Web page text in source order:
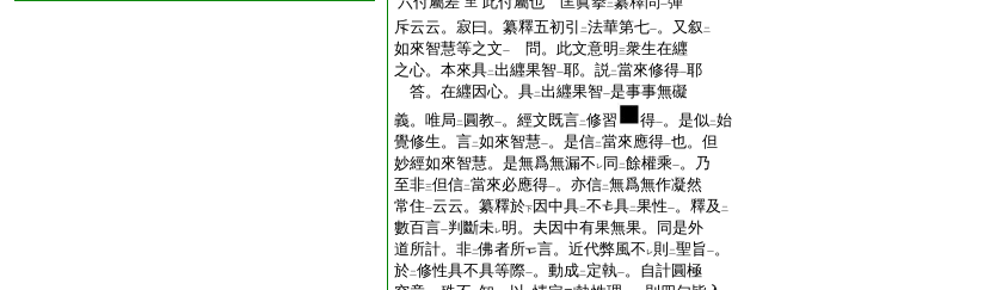
二 一
斥云云。寂曰。纂釋五初引
二法華第七一。又叙 二
如來智慧等之文一 問。此文意明 三衆生在纒
之心。本來具二出纒果智一耶。説二當來修得一耶
答。在纒因心。具二出纒果智一是事事無礙
義。唯局 二 圓教一。經文既言二修習 得一。是似二始
覺修生。言二如來智慧一。是信二當來應得一也。但
妙經如來智慧。是無爲無漏不 レ 同 二餘權乘一。乃
至非三但信二當來必應得一。亦信二無爲無作凝然
常住一云云。纂釋於下 因中具二不 具二果性一。釋及 二
數百言一判斷未レ明。夫因中有果無果。同是外
道所計。非二佛者所 言。近代弊風不 レ則 二聖旨一。
於二修性具不具等際一。動成二 定執一。自計圓極